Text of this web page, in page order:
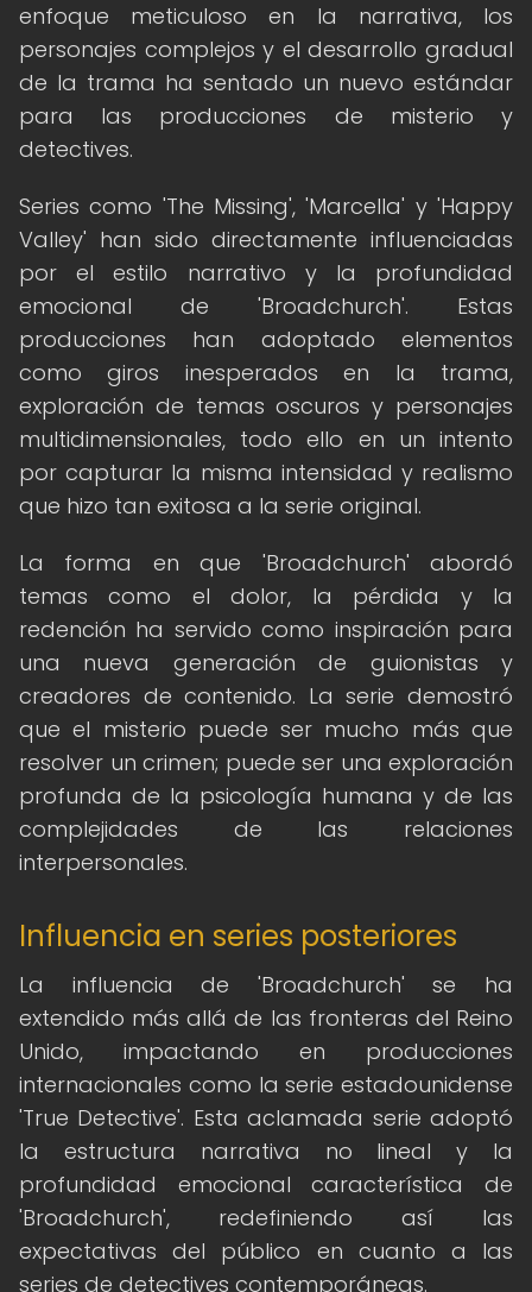
enfoque meticuloso en la narrativa, los
personajes complejos y el desarrollo gradual
de la trama ha sentado un nuevo estándar
para las producciones de misterio y
detectives.
Series como 'The Missing', 'Marcella' y 'Happy
Valley' han sido directamente influenciadas
por el estilo narrativo y la profundidad
emocional de 'Broadchurch'. Estas
producciones han adoptado elementos
como giros inesperados en la trama,
exploración de temas oscuros y personajes
multidimensionales, todo ello en un intento
por capturar la misma intensidad y realismo
que hizo tan exitosa a la serie original.
La forma en que 'Broadchurch' abordó
temas como el dolor, la pérdida y la
redención ha servido como inspiración para
una nueva generación de guionistas y
creadores de contenido. La serie demostró
que el misterio puede ser mucho más que
resolver un crimen; puede ser una exploración
profunda de la psicología humana y de las
complejidades de las relaciones
interpersonales.
Influencia en series posteriores
La influencia de 'Broadchurch' se ha
extendido más allá de las fronteras del Reino
Unido, impactando en producciones
internacionales como la serie estadounidense
'True Detective'. Esta aclamada serie adoptó
la estructura narrativa no lineal y la
profundidad emocional característica de
'Broadchurch', redefiniendo así las
expectativas del público en cuanto a las
series de detectives contemporáneas.